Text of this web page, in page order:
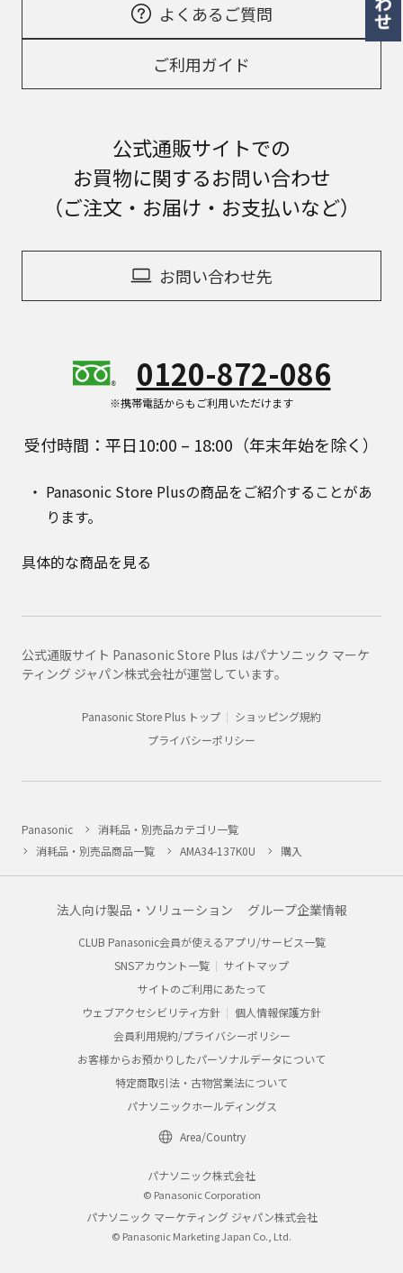
よくあるご質問
ご利用ガイド
公式通販サイトでの
お買物に関するお問い合わせ
（ご注文・お届け・お支払いなど）
お問い合わせ先
0120-872-086
※携帯電話からもご利用いただけます
受付時間：平日10:00 – 18:00（年末年始を除く）
Panasonic Store Plusの商品をご紹介することがあ
ります。
具体的な商品を見る
公式通販サイト Panasonic Store Plus はパナソニック マーケ
ティング ジャパン株式会社が運営しています。
Panasonic Store Plus トップ
ショッピング規約
プライバシーポリシー
Panasonic
消耗品・別売品カテゴリ一覧
消耗品・別売品商品一覧
AMA34-137K0U 購入
法人向け製品・ソリューション グループ企業情報
CLUB Panasonic会員が使えるアプリ/サービス一覧
SNSアカウント一覧
サイトマップ
サイトのご利用にあたって
ウェブアクセシビリティ方針
個人情報保護方針
会員利用規約/プライバシーポリシー
お客様からお預かりしたパーソナルデータについて
特定商取引法・古物営業法について
パナソニックホールディングス
Area/Country
パナソニック株式会社
© Panasonic Corporation
パナソニック マーケティング ジャパン株式会社
© Panasonic Marketing Japan Co., Ltd.